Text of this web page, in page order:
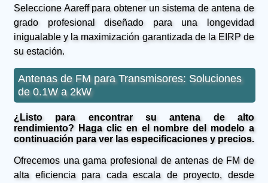
Seleccione Aareff para obtener un sistema de antena de
grado profesional diseñado para una longevidad
inigualable y la maximización garantizada de la EIRP de
su estación.
Antenas de FM para Transmisores: Soluciones
de 0.1W a 2kW
¿Listo para encontrar su antena de alto
rendimiento? Haga clic en el nombre del modelo a
continuación para ver las especificaciones y precios.
Ofrecemos una gama profesional de antenas de FM de
alta eficiencia para cada escala de proyecto, desde